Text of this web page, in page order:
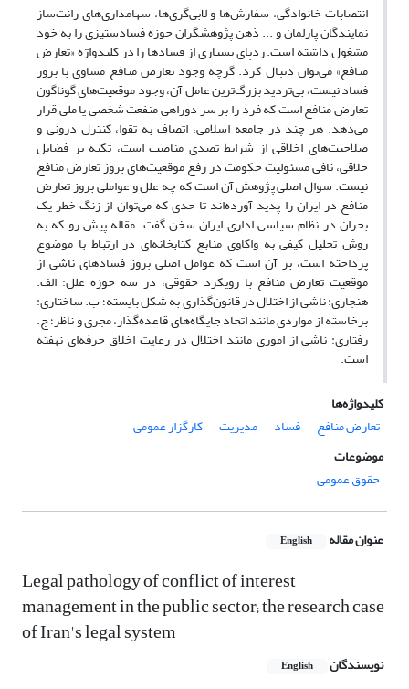
انتصابات خانوادگی، سفارش‌ها و لابی‌گری‌ها، سهامداری‌های رانت‌ساز
نمایندگان پارلمان و ... ذهن پژوهشگران حوزه فسادستیزی را به خود
مشغول داشته است. ردپای بسیاری از فسادها را در کلیدواژه «تعارض
منافع» می‌توان دنبال کرد. گرچه وجود تعارض منافع مساوی با بروز
فساد نیست، بی‌تردید بزرگ‌ترین عامل آن، وجود موقعیت‌های گوناگون
تعارض منافع است که فرد را بر سر دوراهی منفعت شخصی یا ملی قرار
می‌دهد. هر چند در جامعه اسلامی، اتصاف به تقوا، کنترل درونی و
صلاحیت‌های اخلاقی از شرایط تصدی مناصب است، تکیه بر فضایل
خلاقی، نافی مسئولیت حکومت در رفع موقعیت‌های بروز تعارض منافع
نیست. سوال اصلی پژوهش آن است که چه علل و عواملی بروز تعارض
منافع در ایران را پدید آورده‌اند تا حدی که می‌توان از زنگ خطر یک
بحران در نظام سیاسی اداری ایران سخن گفت. مقاله پیش‌ رو که به
روش تحلیل کیفی به واکاوی منابع کتابخانه‌ای در ارتباط با موضوع
پرداخته است، بر آن است که عوامل اصلی بروز فسادهای ناشی از
موقعیت تعارض منافع با رویکرد حقوقی، در سه حوزه علل: الف.
هنجاری: ناشی از اختلال در قانون‌گذاری به شکل بایسته؛ ب. ساختاری:
برخاسته از مواردی مانند اتحاد جایگاه‌های قاعده‌گذار، مجری و ناظر؛ ج.
رفتاری: ناشی از اموری مانند اختلال در رعایت اخلاق حرفه‌ای نهفته
است.
کلیدواژه‌ها
تعارض منافع
فساد مدیریت
کارگزار عمومی
موضوعات
حقوق عمومی
عنوان مقاله English
Legal pathology of conflict of interest
management in the public sector; the research case
of Iran's legal system
نویسندگان English